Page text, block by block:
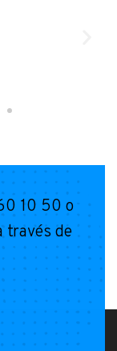
10 50 o
través de